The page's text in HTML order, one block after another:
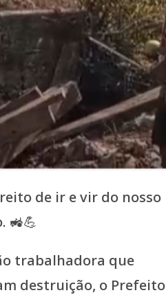
de ir e vir do nosso
🚜💪
trabalhadora que
destruição, o Prefeito